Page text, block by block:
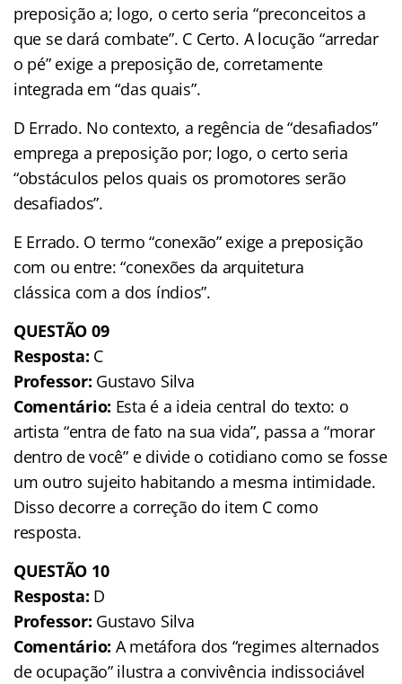
preposição a; logo, o certo seria “preconceitos a
que se dará combate”. C Certo. A locução “arredar
o pé” exige a preposição de, corretamente
integrada em “das quais”.
D Errado. No contexto, a regência de “desafiados”
emprega a preposição por; logo, o certo seria
“obstáculos pelos quais os promotores serão
desafiados”.
E Errado. O termo “conexão” exige a preposição
com ou entre: “conexões da arquitetura
clássica com a dos índios”.
QUESTÃO 09
Resposta: C
Professor: Gustavo Silva
Comentário: Esta é a ideia central do texto: o
artista “entra de fato na sua vida”, passa a “morar
dentro de você” e divide o cotidiano como se fosse
um outro sujeito habitando a mesma intimidade.
Disso decorre a correção do item C como
resposta.
QUESTÃO 10
Resposta: D
Professor: Gustavo Silva
Comentário: A metáfora dos “regimes alternados
de ocupação” ilustra a convivência indissociável